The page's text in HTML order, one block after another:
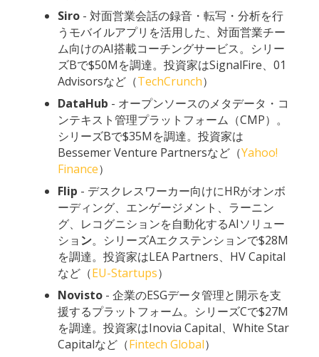
Siro - 対面営業会話の録音・転写・分析を行
うモバイルアプリを活用した、対面営業チー
ム向けのAI搭載コーチングサービス。シリー
ズBで$50Mを調達。投資家はSignalFire、01
Advisorsなど（TechCrunch）
DataHub - オープンソースのメタデータ・コ
ンテキスト管理プラットフォーム（CMP）。
シリーズBで$35Mを調達。投資家は
Bessemer Venture Partnersなど（Yahoo!
Finance）
Flip - デスクレスワーカー向けにHRがオンボ
ーディング、エンゲージメント、ラーニン
グ、レコグニションを自動化するAIソリュー
ショ ン。シリーズAエクステンションで$28M
を調達。投資家はLEA Partners、HV Capital
など（EU-Startups）
Novisto - 企業のESGデータ管理と開示を支
援するプラットフォーム。シリーズCで$27M
を調達。投資家はInovia Capital、White Star
Capitalなど（Fintech Global）